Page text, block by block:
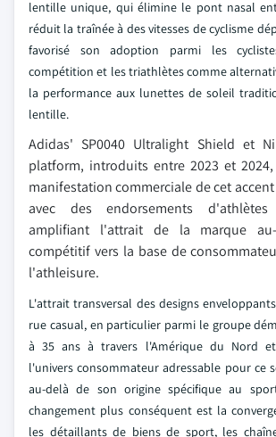
lentille unique, qui élimine le pont nasal
réduit la traînée à des vitesses de cyclisme
favorisé son adoption parmi les
compétition et les triathlètes comme
la performance aux lunettes de soleil
lentille.
Adidas' SP0040 Ultralight Shield et
platform, introduits entre 2023 et
manifestation commerciale de cet
avec des endorsements d'athlètes
amplifiant l'attrait de la marque
compétitif vers la base de
l'athleisure.
L'attrait transversal des designs
rue casual, en particulier parmi le groupe
à 35 ans à travers l'Amérique du Nord
l'univers consommateur adressable pour ce
au-delà de son origine spécifique au
changement plus conséquent est la
les détaillants de biens de sport, les